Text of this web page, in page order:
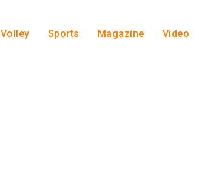
Volley Sports Magazine Video